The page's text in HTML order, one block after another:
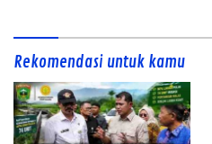
Rekomendasi untuk kamu